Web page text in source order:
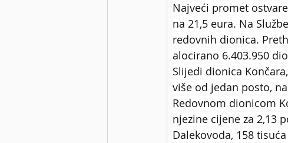
Najveći promet
na 21,5 eura. Na
redovnih dionica.
alocirano 6.403.950
Slijedi dionica
više od jedan posto,
Redovnom dionicom
njezine cijene za 2,13
Dalekovoda, 158